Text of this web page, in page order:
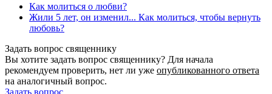
Как молиться о любви?
Жили 5 лет, он изменил... Как молиться, чтобы вернуть
любовь?
Задать вопрос священнику
Вы хотите задать вопрос священнику? Для начала
рекомендуем проверить, нет ли уже опубликованного ответа
на аналогичный вопрос.
Задать вопрос